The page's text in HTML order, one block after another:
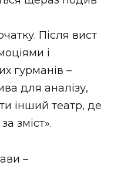
Після вист
і
гурманів –
для аналізу,
інший театр, де
зміст».
–